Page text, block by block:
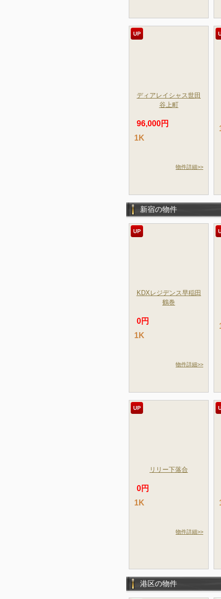
UP
ディアレイシャス世田
谷上町
96,000円
1K
物件詳細>>
新宿の物件
UP
KDXレジデンス早稲田
鶴巻
0円
1K
物件詳細>>
UP
リリー下落合
0円
1K
物件詳細>>
港区の物件